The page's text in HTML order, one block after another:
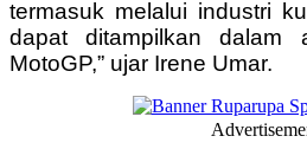
termasuk melalui industri
dapat ditampilkan dalam
MotoGP,” ujar Irene Umar.